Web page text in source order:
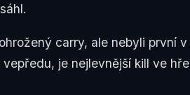
carry, ale nebyli první v
je nejlevnější kill ve hře